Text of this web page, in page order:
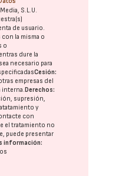
S.L.U.
de usuario.
la misma o
o
dure la
necesario para
Cesión:
empresas del
interna. Derechos:
supresión,
y
con
el tratamiento no
puede presentar
información: